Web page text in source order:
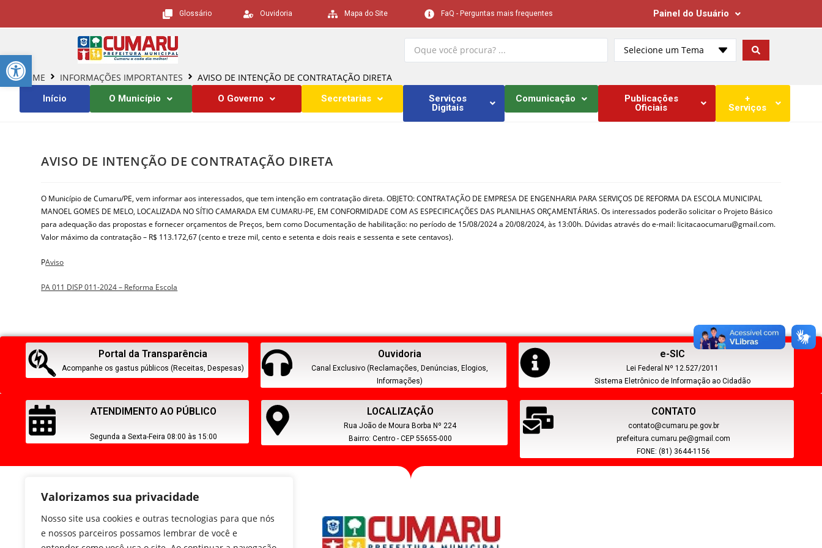
Barra de Ferramentas Aberta
Valorizamos sua privacidade
Nosso site usa cookies e outras tecnologias para que nós
e nossos parceiros possamos lembrar de você e
Glossário Ouvidoria Mapa do Site FaQ - Perguntas mais frequentes Painel do Usuário
Selecione um Tema
HOME INFORMAÇÕES IMPORTANTES AVISO DE INTENÇÃO DE CONTRATAÇÃO DIRETA
Início O Município O Governo Secretarias
Serviços
Digitais
Comunicação
Publicações
Oficiais
+
Serviços
AVISO DE INTENÇÃO DE CONTRATAÇÃO DIRETA
O Município de Cumaru/PE, vem informar aos interessados, que tem intenção em contratação direta. OBJETO: CONTRATAÇÃO DE EMPRESA DE ENGENHARIA PARA SERVIÇOS DE REFORMA DA ESCOLA MUNICIPAL
MANOEL GOMES DE MELO, LOCALIZADA NO SÍTIO CAMARADA EM CUMARU-PE, EM CONFORMIDADE COM AS ESPECIFICAÇÕES DAS PLANILHAS ORÇAMENTÁRIAS. Os interessados poderão solicitar o Projeto Básico
para adequação das propostas e fornecer orçamentos de Preços, bem como Documentação de habilitação: no período de 15/08/2024 a 20/08/2024, às 13:00h. Dúvidas através do e-mail: licitacaocumaru@gmail.com.
Valor máximo da contratação – R$ 113.172,67 (cento e treze mil, cento e setenta e dois reais e sessenta e sete centavos).
PAviso
PA 011 DISP 011-2024 – Reforma Escola
Portal da Transparência
Acompanhe os gastus públicos (Receitas, Despesas)
Ouvidoria
Canal Exclusivo (Reclamações, Denúncias, Elogios,
Informações)
e-SIC
Lei Federal Nº 12.527/2011
Sistema Eletrônico de Informação ao Cidadão
ATENDIMENTO AO PÚBLICO
Segunda a Sexta-Feira 08:00 às 15:00
LOCALIZAÇÃO
Rua João de Moura Borba Nº 224
Bairro: Centro - CEP 55655-000
CONTATO
contato@cumaru.pe.gov.br
prefeitura.cumaru.pe@gmail.com
FONE: (81) 3644-1156